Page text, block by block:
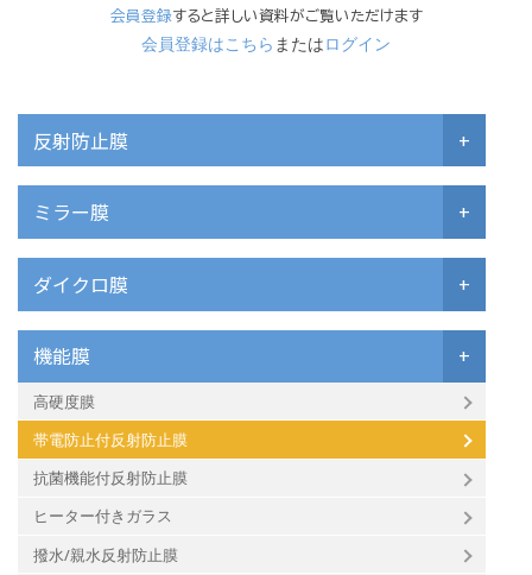
反射防止膜 +
ミラー膜 +
ダイクロ膜 +
機能膜 +
高硬度膜
帯電防止付反射防止膜
抗菌機能付反射防止膜
ヒーター付きガラス
撥水/親水反射防止膜
会員登録すると詳しい資料がご覧いただけます
会員登録はこちら またはログイン